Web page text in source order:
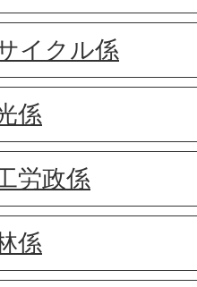
イクル係
係
労政係
係